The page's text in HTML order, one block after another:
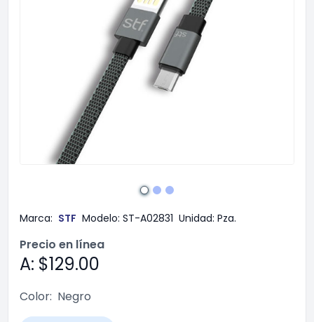
Marca: STF Modelo: ST-A02831 Unidad: Pza.
Precio en línea
A: $129.00
Color: Negro